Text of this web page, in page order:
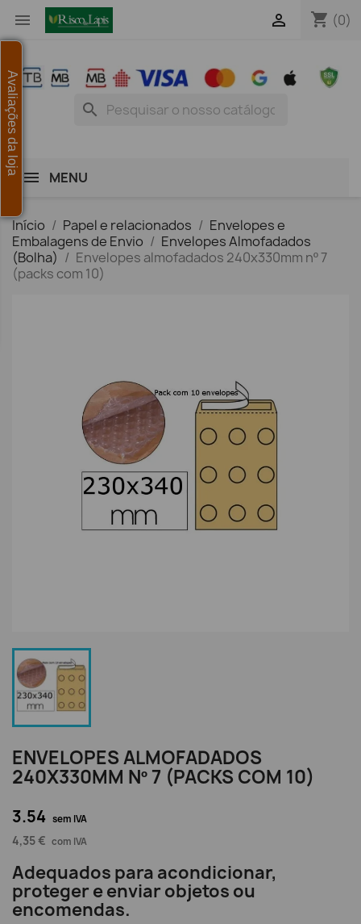
 shopping_cart (0)

search
MENU
Início Papel e relacionados
Envelopes e
Embalagens de Envio
Envelopes Almofadados
(Bolha)
Envelopes almofadados 240x330mm nº 7
(packs com 10)
ENVELOPES ALMOFADADOS
240X330MM Nº 7 (PACKS COM 10)
3.54 sem IVA
4,35 € com IVA
Adequados para acondicionar,
proteger e enviar objetos ou
encomendas.
Avaliações da loja